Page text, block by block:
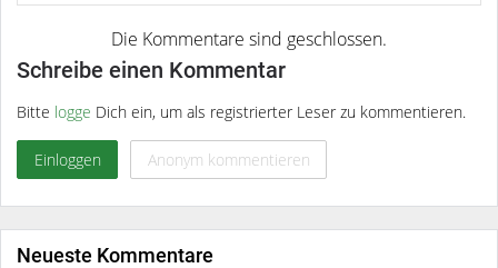
Schreibe einen Kommentar
Bitte logge Dich ein, um als registrierter Leser zu kommentieren.
Einloggen Anonym kommentieren
Neueste Kommentare